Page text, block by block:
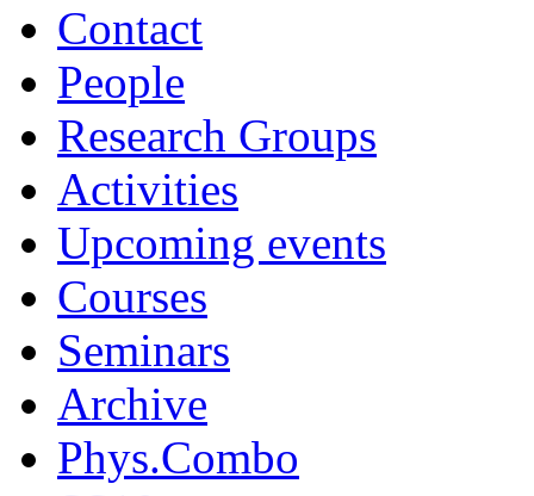
Contact
People
Research Groups
Activities
Upcoming events
Courses
Seminars
Archive
Phys.Combo